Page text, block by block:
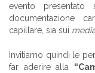
evento
documentazione
capillare, sia sui
Invitiamo quindi le
far aderire alla